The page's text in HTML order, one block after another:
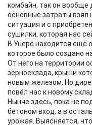
комбайн, так он вообще
основные затраты взял
ситуация и с
сушилки, которая нас
В Унере находится ещё
которое было создано
От него на территории
зерносклада, крыши
новым железом. Но
повёл нас к новому
Нынче здесь, пока не
бетоном вход, а в
урожая. Выясняется,